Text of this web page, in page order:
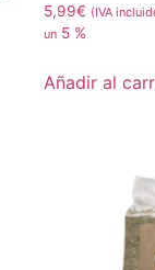
5,99€ (IVA
un 5 %
Añadir al